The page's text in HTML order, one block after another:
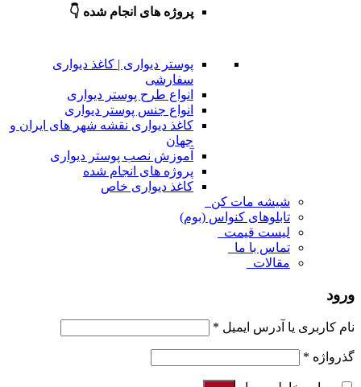
پروژه های انجام شده 👇
پوستر دیواری | کاغذ دیواری
سفارشی
انواع طرح پوستر دیواری
انواع جنس پوستر دیواری
کاغذ دیواری نقشه شهر های ایران و
جهان
آموزش نصب پوستر دیواری
پروژه های انجام شده
کاغذ دیواری خاص
شیشه مات کن
تابلوهای کنواس (بوم)
لیست قیمت
تماس با ما
مقالات
ورود
نام کاربری یا آدرس ایمیل *
گذرواژه *